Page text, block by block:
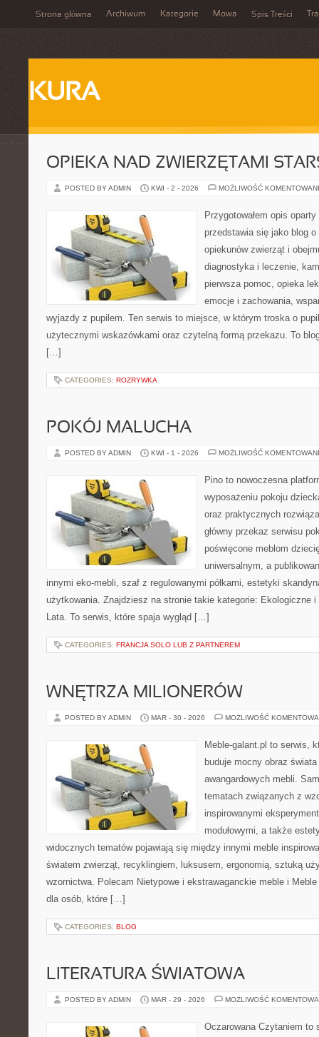
Strona główna Archiwum Kategorie Mowa Spis Treści
KURA
OPIEKA NAD ZWIERZĘTAMI
POSTED BY ADMIN KWI - 2 - 2026 MOŻLIWOŚĆ
Przygotowałem opis
przedstawia się jako blog
opiekunów zwierząt i
diagnostyka i leczenie,
pierwsza pomoc, opieka
emocje i zachowania,
wyjazdy z pupilem. Ten serwis to miejsce, w którym troska o
użytecznymi wskazówkami oraz czytelną formą przekazu. To
[…]
CATEGORIES: ROZRYWKA
POKÓJ MALUCHA
POSTED BY ADMIN KWI - 1 - 2026 MOŻLIWOŚĆ
Pino to nowoczesna
wyposażeniu pokoju
oraz praktycznych
główny przekaz serwisu
poświęcone meblom
uniwersalnym, a
innymi eko-mebli, szaf z regulowanymi półkami, estetyki
użytkowania. Znajdziesz na stronie takie kategorie: Ekologiczne
Lata. To serwis, które spaja wygląd […]
CATEGORIES: FRANCJA SOLO LUB Z PARTNEREM
WNĘTRZA MILIONERÓW
POSTED BY ADMIN MAR - 30 - 2026 MOŻLIWOŚĆ
Meble-galant.pl to serwis,
buduje mocny obraz
awangardowych mebli.
tematach związanych z
inspirowanymi
modułowymi, a także
widocznych tematów pojawiają się między innymi meble
światem zwierząt, recyklingiem, luksusem, ergonomią, sztuką
wzornictwa. Polecam Nietypowe i ekstrawaganckie meble i
dla osób, które […]
CATEGORIES: BLOG
LITERATURA ŚWIATOWA
POSTED BY ADMIN MAR - 29 - 2026 MOŻLIWOŚĆ
Oczarowana Czytaniem to